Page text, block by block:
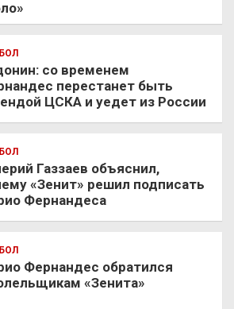
со временем
перестанет быть
ЦСКА и уедет из России
Газзаев объяснил,
«Зенит» решил подписать
Фернандеса
Фернандес обратился
«Зенита»